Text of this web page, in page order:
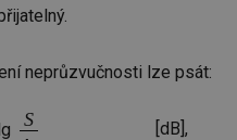
neprůzvučnosti lze psát:
S
[dB],